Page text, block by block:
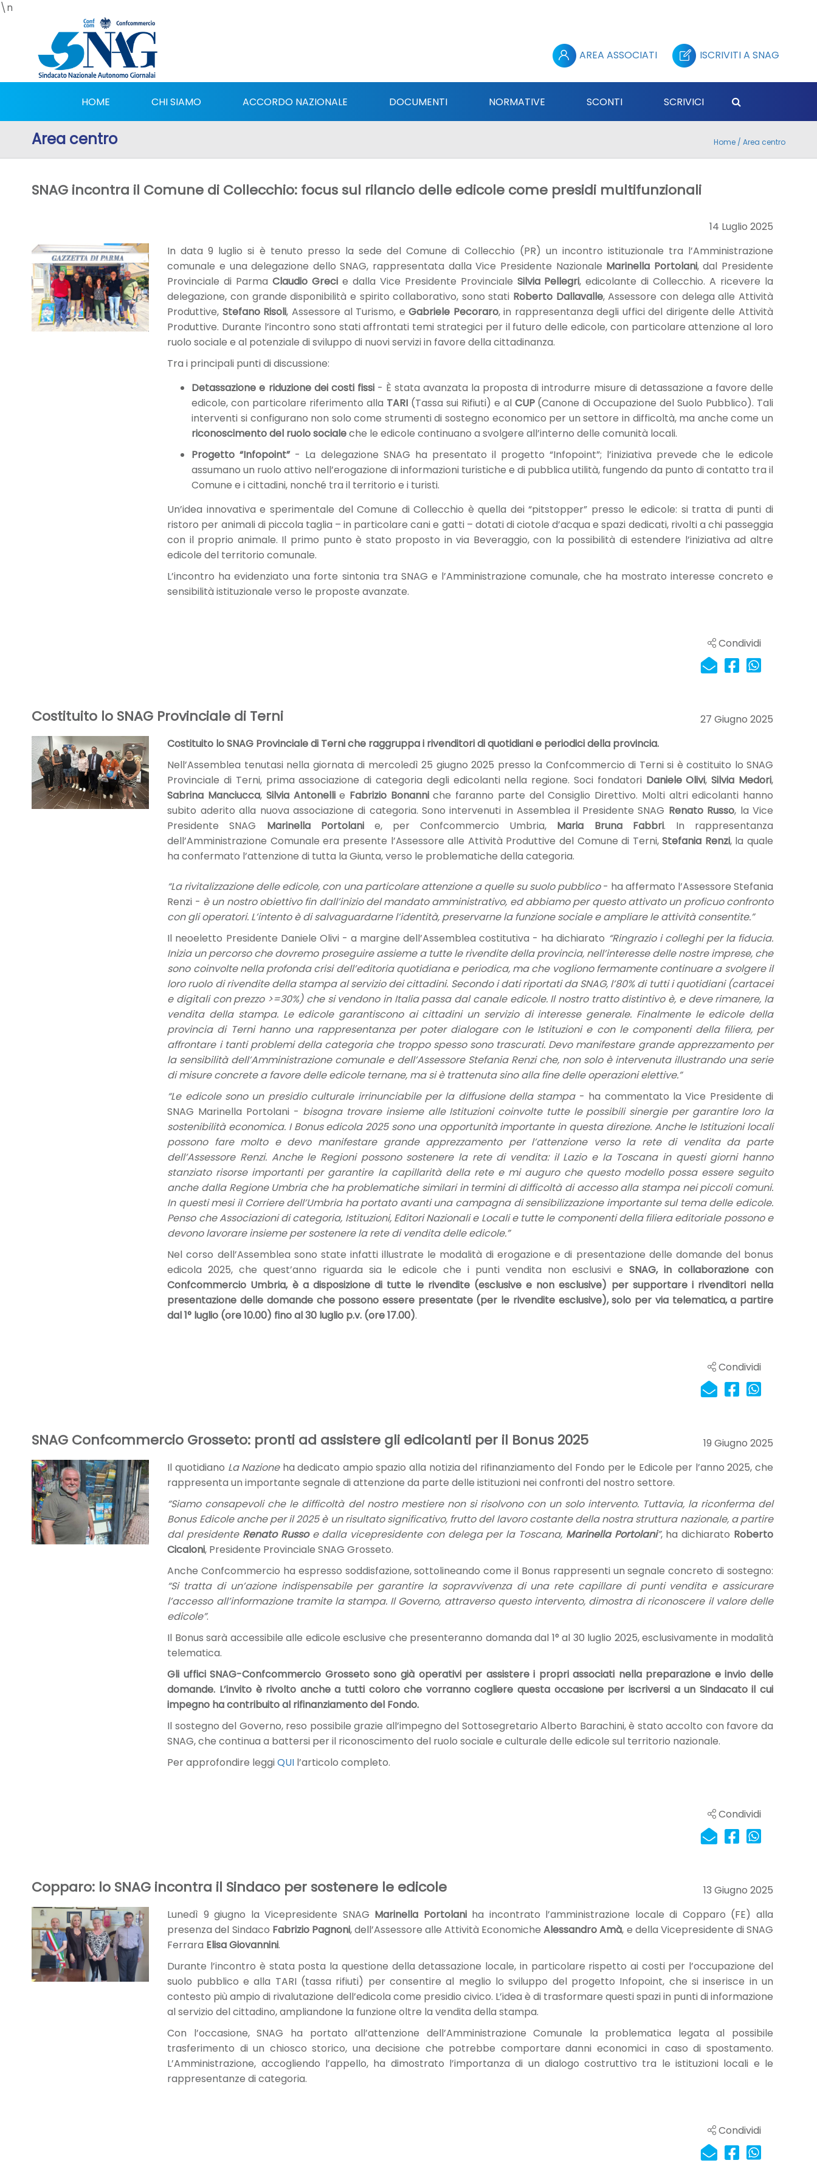
\n
AREA ASSOCIATI ISCRIVITI A SNAG
HOME CHI SIAMO ACCORDO NAZIONALE DOCUMENTI NORMATIVE SCONTI SCRIVICI
Area centro Home / Area centro
SNAG incontra il Comune di Collecchio: focus sul rilancio delle edicole come presidi multifunzionali
14 Luglio 2025
In data 9 luglio si è tenuto presso la sede del Comune di Collecchio (PR) un incontro istituzionale tra l’Amministrazione
comunale e una delegazione dello SNAG, rappresentata dalla Vice Presidente Nazionale Marinella Portolani, dal Presidente
Provinciale di ParmaClaudio Greci e dalla Vice Presidente Provinciale Silvia Pellegri, edicolante di Collecchio. A ricevere la
delegazione, con grande disponibilità e spirito collaborativo, sono stati Roberto Dallavalle, Assessore con delega alle Attività
Produttive, Stefano Risoli, Assessore al Turismo, eGabriele Pecoraro, in rappresentanza degli uffici del dirigente delle Attività
Produttive. Durante l’incontro sono stati affrontati temi strategici per il futuro delle edicole, con particolare attenzione al loro
ruolo sociale e al potenziale di sviluppo di nuovi servizi in favore della cittadinanza.
Tra i principali punti di discussione:
Detassazione e riduzione dei costi fissi- È stata avanzata la proposta di introdurre misure di detassazione a favore delle
edicole, con particolare riferimento alla TARI (Tassa sui Rifiuti) e al CUP (Canone di Occupazione del Suolo Pubblico). Tali
interventi si configurano non solo come strumenti di sostegno economico per un settore in difficoltà, ma anche come un
riconoscimento del ruolo socialeche le edicole continuano a svolgere all’interno delle comunità locali.
Progetto “Infopoint”- La delegazione SNAG ha presentato il progetto “Infopoint”; l’iniziativa prevede che le edicole
assumano un ruolo attivo nell’erogazione di informazioni turistiche e di pubblica utilità, fungendo da punto di contatto tra il
Comune e i cittadini, nonché tra il territorio e i turisti.
Un’idea innovativa e sperimentale del Comune di Collecchio è quella dei “pitstopper” presso le edicole: si tratta di punti di
ristoro per animali di piccola taglia – in particolare cani e gatti – dotati di ciotole d’acqua e spazi dedicati, rivolti a chi passeggia
con il proprio animale. Il primo punto è stato proposto in via Beveraggio, con la possibilità di estendere l’iniziativa ad altre
edicole del territorio comunale.
L’incontro ha evidenziato una forte sintonia tra SNAG e l’Amministrazione comunale, che ha mostrato interesse concreto e
sensibilità istituzionale verso le proposte avanzate.
Condividi
Costituito lo SNAG Provinciale di Terni
27 Giugno 2025
Costituito lo SNAG Provinciale di Terni che raggruppa i rivenditori di quotidiani e periodici della provincia.
Nell’Assemblea tenutasi nella giornata di mercoledì 25 giugno 2025 presso la Confcommercio di Terni si è costituito lo SNAG
Provinciale di Terni, prima associazione di categoria degli edicolanti nella regione. Soci fondatori Daniele Olivi,Silvia Medori,
Sabrina Manciucca, Silvia Antonellie Fabrizio Bonanniche faranno parte del Consiglio Direttivo. Molti altri edicolanti hanno
subito aderito alla nuova associazione di categoria. Sono intervenuti in Assemblea il Presidente SNAG Renato Russo, la Vice
Presidente SNAG Marinella Portolani e, per Confcommercio Umbria, Maria Bruna Fabbri. In rappresentanza
dell’Amministrazione Comunale era presente l’Assessore alle Attività Produttive del Comune di Terni,Stefania Renzi, la quale
ha confermato l’attenzione di tutta la Giunta, verso le problematiche della categoria.
“La rivitalizzazione delle edicole, con una particolare attenzione a quelle su suolo pubblico- ha affermato l’Assessore Stefania
Renzi - è un nostro obiettivo fin dall’inizio del mandato amministrativo, ed abbiamo per questo attivato un proficuo confronto
con gli operatori. L’intento è di salvaguardarne l’identità, preservarne la funzione sociale e ampliare le attività consentite.”
Il neoeletto Presidente Daniele Olivi - a margine dell’Assemblea costitutiva - ha dichiarato “Ringrazio i colleghi per la fiducia.
Inizia un percorso che dovremo proseguire assieme a tutte le rivendite della provincia, nell’interesse delle nostre imprese, che
sono coinvolte nella profonda crisi dell’editoria quotidiana e periodica, ma che vogliono fermamente continuare a svolgere il
loro ruolo di rivendite della stampa al servizio dei cittadini. Secondo i dati riportati da SNAG, l’80% di tutti i quotidiani (cartacei
e digitali con prezzo >=30%) che si vendono in Italia passa dal canale edicole. Il nostro tratto distintivo è, e deve rimanere, la
vendita della stampa. Le edicole garantiscono ai cittadini un servizio di interesse generale. Finalmente le edicole della
provincia di Terni hanno una rappresentanza per poter dialogare con le Istituzioni e con le componenti della filiera, per
affrontare i tanti problemi della categoria che troppo spesso sono trascurati. Devo manifestare grande apprezzamento per
la sensibilità dell’Amministrazione comunale e dell’Assessore Stefania Renzi che, non solo è intervenuta illustrando una serie
di misure concrete a favore delle edicole ternane, ma si è trattenuta sino alla fine delle operazioni elettive.”
“Le edicole sono un presidio culturale irrinunciabile per la diffusione della stampa- ha commentato la Vice Presidente di
SNAG Marinella Portolani - bisogna trovare insieme alle Istituzioni coinvolte tutte le possibili sinergie per garantire loro la
sostenibilità economica. I Bonus edicola 2025 sono una opportunità importante in questa direzione. Anche le Istituzioni locali
possono fare molto e devo manifestare grande apprezzamento per l’attenzione verso la rete di vendita da parte
dell’Assessore Renzi. Anche le Regioni possono sostenere la rete di vendita: il Lazio e la Toscana in questi giorni hanno
stanziato risorse importanti per garantire la capillarità della rete e mi auguro che questo modello possa essere seguito
anche dalla Regione Umbria che ha problematiche similari in termini di difficoltà di accesso alla stampa nei piccoli comuni.
In questi mesi il Corriere dell’Umbria ha portato avanti una campagna di sensibilizzazione importante sul tema delle edicole.
Penso che Associazioni di categoria, Istituzioni, Editori Nazionali e Locali e tutte le componenti della filiera editoriale possono e
devono lavorare insieme per sostenere la rete di vendita delle edicole.”
Nel corso dell’Assemblea sono state infatti illustrate le modalità di erogazione e di presentazione delle domande del bonus
edicola 2025, che quest’anno riguarda sia le edicole che i punti vendita non esclusivi eSNAG, in collaborazione con
Confcommercio Umbria, è a disposizione di tutte le rivendite (esclusive e non esclusive) per supportare i rivenditori nella
presentazione delle domande che possono essere presentate (per le rivendite esclusive), solo per via telematica, a partire
dal 1° luglio (ore 10.00) fino al 30 luglio p.v. (ore 17.00).
Condividi
SNAG Confcommercio Grosseto: pronti ad assistere gli edicolanti per il Bonus 2025
19 Giugno 2025
Il quotidiano La Nazioneha dedicato ampio spazio alla notizia del rifinanziamento del Fondo per le Edicole per l’anno 2025, che
rappresenta un importante segnale di attenzione da parte delle istituzioni nei confronti del nostro settore.
“Siamo consapevoli che le difficoltà del nostro mestiere non si risolvono con un solo intervento. Tuttavia, la riconferma del
Bonus Edicole anche per il 2025 è un risultato significativo, frutto del lavoro costante della nostra struttura nazionale, a partire
dal presidente Renato Russoe dalla vicepresidente con delega per la Toscana, Marinella Portolani”, ha dichiarato Roberto
Cicaloni, Presidente Provinciale SNAG Grosseto.
Anche Confcommercio ha espresso soddisfazione, sottolineando come il Bonus rappresenti un segnale concreto di sostegno:
“Si tratta di un’azione indispensabile per garantire la sopravvivenza di una rete capillare di punti vendita e assicurare
l’accesso all’informazione tramite la stampa. Il Governo, attraverso questo intervento, dimostra di riconoscere il valore delle
edicole”.
Il Bonus sarà accessibile alle edicole esclusive che presenteranno domanda dal 1° al 30 luglio 2025, esclusivamente in modalità
telematica.
Gli uffici SNAG-Confcommercio Grosseto sono già operativi per assistere i propri associati nella preparazione e invio delle
domande. L’invito è rivolto anche a tutti coloro che vorranno cogliere questa occasione per iscriversi a un Sindacato il cui
impegno ha contribuito al rifinanziamento del Fondo.
Il sostegno del Governo, reso possibile grazie all’impegno del Sottosegretario Alberto Barachini, è stato accolto con favore da
SNAG, che continua a battersi per il riconoscimento del ruolo sociale e culturale delle edicole sul territorio nazionale.
Per approfondire leggiQUI l’articolo completo.
Condividi
Copparo: lo SNAG incontra il Sindaco per sostenere le edicole
13 Giugno 2025
Lunedì 9 giugno la Vicepresidente SNAG Marinella Portolani ha incontrato l’amministrazione locale di Copparo (FE) alla
presenza del Sindaco Fabrizio Pagnoni, dell’Assessore alle Attività EconomicheAlessandro Amà, e della Vicepresidente di SNAG
Ferrara Elisa Giovannini.
Durante l’incontro è stata posta la questione della detassazione locale, in particolare rispetto ai costi per l’occupazione del
suolo pubblico e alla TARI (tassa rifiuti) per consentire al meglio lo sviluppo del progetto Infopoint, che si inserisce in un
contesto più ampio di rivalutazione dell’edicola come presidio civico. L’idea è di trasformare questi spazi in punti di informazione
al servizio del cittadino, ampliandone la funzione oltre la vendita della stampa.
Con l’occasione, SNAG ha portato all’attenzione dell’Amministrazione Comunale la problematica legata al possibile
trasferimento di un chiosco storico, una decisione che potrebbe comportare danni economici in caso di spostamento.
L’Amministrazione, accogliendo l’appello, ha dimostrato l’importanza di un dialogo costruttivo tra le istituzioni locali e le
rappresentanze di categoria.
Condividi